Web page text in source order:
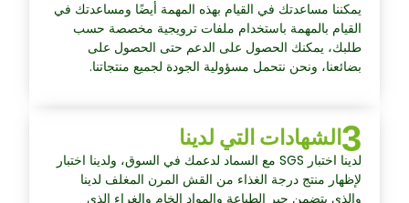
يمكننا مساعدتك في القيام بهذه المهمة أيضًا ومساعدتك في
القيام بالمهمة باستخدام ملفات ترويجية مخصصة حسب
طلبك، يمكنك الحصول على الدعم حتى الحصول على
بضائعنا، ونحن نتحمل مسؤولية الجودة لجميع منتجاتنا.
3الشهادات التي لدينا
لدينا اختبار SGS مع السماد لدعمك في السوق، ولدينا اختبار
لإظهار منتج درجة الغذاء من القش المرن المغلف لدينا
والذي يتضمن حبر الطباعة والمواد الخام والغراء الذي